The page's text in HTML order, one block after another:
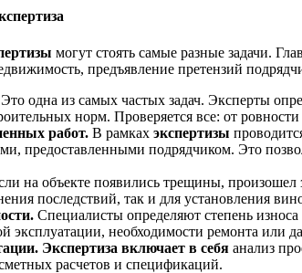
могут стоять самые разные задачи.
предъявление претензий
Это одна из самых частых задач. Эксперты
норм. Проверяется все: от
работ. В рамках экспертизы
предоставленными подрядчиком. Это
на объекте появились трещины,
последствий, так и для установления
Специалисты определяют степень
эксплуатации, необходимости ремонта или
Экспертиза включает в себя анализ
расчетов и спецификаций.